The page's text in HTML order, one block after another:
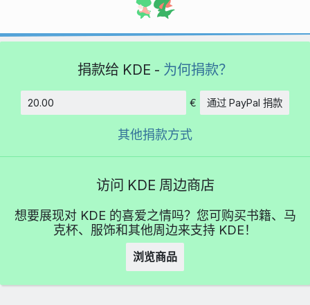
捐款给 KDE - 为何捐款？
€ 通过 PayPal 捐款
其他捐款方式
访问 KDE 周边商店
想要展现对 KDE 的喜爱之情吗？您可购买书籍、马
克杯、服饰和其他周边来支持 KDE！
浏览商品